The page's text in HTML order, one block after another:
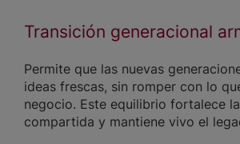
Transición generacional
Permite que las nuevas
ideas frescas, sin romper con lo
negocio. Este equilibrio fortalece
compartida y mantiene vivo el